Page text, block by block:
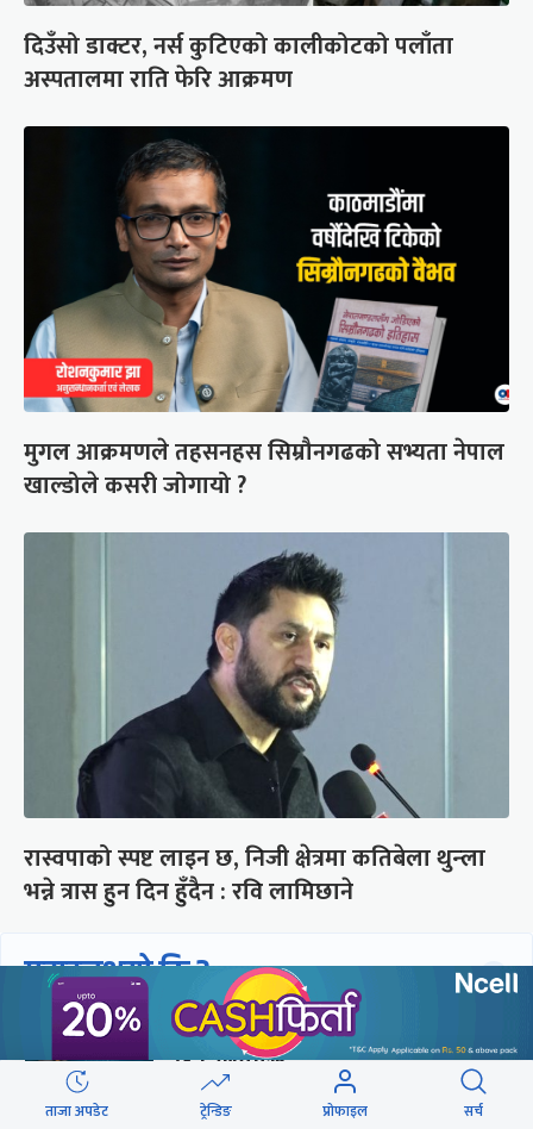
दिउँसो डाक्टर, नर्स कुटिएको कालीकोटको पलाँता
अस्पतालमा राति फेरि आक्रमण
मुगल आक्रमणले तहसनहस सिम्रौनगढको सभ्यता नेपाल
खाल्डोले कसरी जोगायो ?
रास्वपाको स्पष्ट लाइन छ, निजी क्षेत्रमा कतिबेला थुन्ला
भन्ने त्रास हुन दिन हुँदैन : रवि लामिछाने
छुटाउनुभयो कि ?
संसद्लाई टेर्दैनन् प्रधानमन्त्री, लाचार
छन् सभामुख
ताजा अपडेट ट्रेन्डिङ प्रोफाइल सर्च